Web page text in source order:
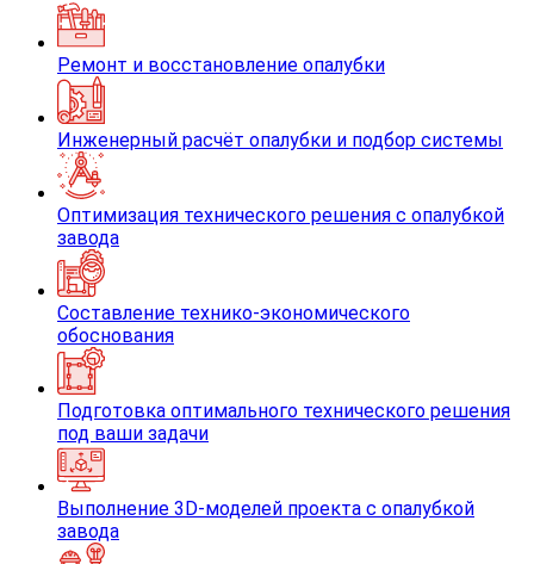
Ремонт и восстановление опалубки
Инженерный расчёт опалубки и подбор системы
Оптимизация технического решения с опалубкой
завода
Составление технико-экономического
обоснования
Подготовка оптимального технического решения
под ваши задачи
Выполнение 3D-моделей проекта с опалубкой
завода